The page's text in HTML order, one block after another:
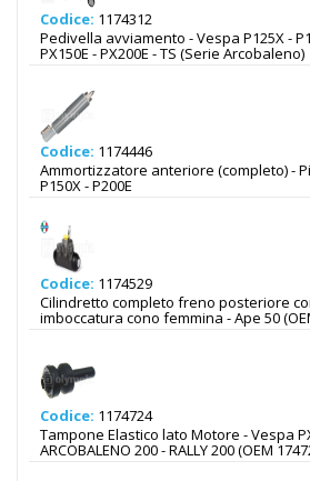
Codice: 1174312
Pedivella avviamento - Vespa P125X -
PX150E - PX200E - TS (Serie Arcobaleno)
Codice: 1174446
Ammortizzatore anteriore (completo) -
P150X - P200E
Codice: 1174529
Cilindretto completo freno posteriore
imboccatura cono femmina - Ape 50
Codice: 1174724
Tampone Elastico lato Motore - Vespa
ARCOBALENO 200 - RALLY 200 (OEM